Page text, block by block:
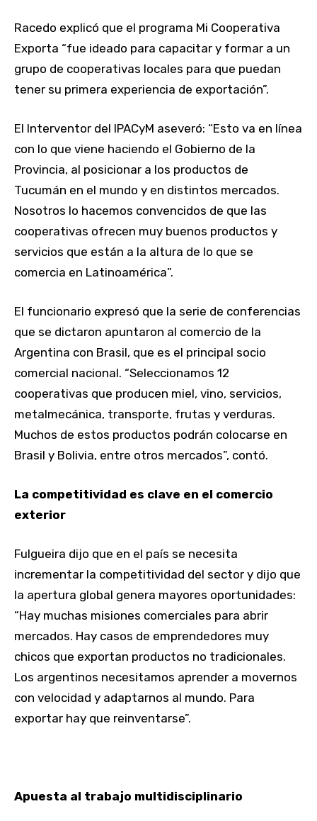
Racedo explicó que el programa Mi Cooperativa
Exporta “fue ideado para capacitar y formar a un
grupo de cooperativas locales para que puedan
tener su primera experiencia de exportación”.
El Interventor del IPACyM aseveró: “Esto va en línea
con lo que viene haciendo el Gobierno de la
Provincia, al posicionar a los productos de
Tucumán en el mundo y en distintos mercados.
Nosotros lo hacemos convencidos de que las
cooperativas ofrecen muy buenos productos y
servicios que están a la altura de lo que se
comercia en Latinoamérica”.
El funcionario expresó que la serie de conferencias
que se dictaron apuntaron al comercio de la
Argentina con Brasil, que es el principal socio
comercial nacional. “Seleccionamos 12
cooperativas que producen miel, vino, servicios,
metalmecánica, transporte, frutas y verduras.
Muchos de estos productos podrán colocarse en
Brasil y Bolivia, entre otros mercados”, contó.
La competitividad es clave en el comercio
exterior
Fulgueira dijo que en el país se necesita
incrementar la competitividad del sector y dijo que
la apertura global genera mayores oportunidades:
“Hay muchas misiones comerciales para abrir
mercados. Hay casos de emprendedores muy
chicos que exportan productos no tradicionales.
Los argentinos necesitamos aprender a movernos
con velocidad y adaptarnos al mundo. Para
exportar hay que reinventarse”.
Apuesta al trabajo multidisciplinario